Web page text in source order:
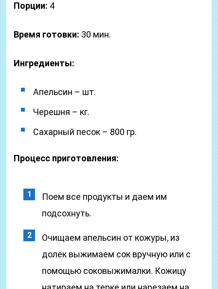
Порции: 4
Время готовки: 30 мин.
Ингредиенты:
Апельсин – шт.
Черешня – кг.
Сахарный песок – 800 гр.
Процесс приготовления:
Поем все продукты и даем им
подсохнуть.
Очищаем апельсин от кожуры, из
долек выжимаем сок вручную или с
помощью соковыжималки. Кожицу